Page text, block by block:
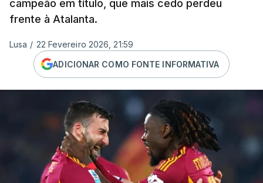
campeão em título, que mais cedo perdeu
frente à Atalanta.
Lusa / 22 Fevereiro 2026, 21:59
ADICIONAR COMO FONTE INFORMATIVA